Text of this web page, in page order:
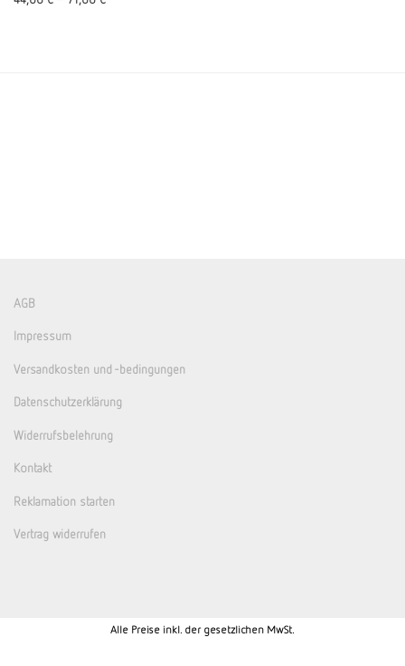
AGB
Impressum
Versandkosten und -bedingungen
Datenschutzerklärung
Widerrufsbelehrung
Kontakt
Reklamation starten
Vertrag widerrufen
Alle Preise inkl. der gesetzlichen MwSt.